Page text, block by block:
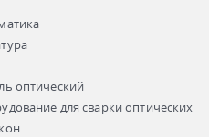
оптический
для сварки оптических